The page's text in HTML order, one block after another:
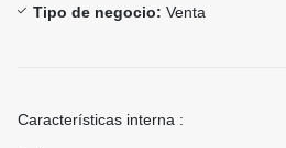
Tipo de negocio: Venta
Características interna :